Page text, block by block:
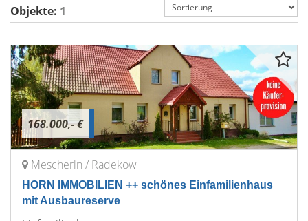
Objekte: 1
168.000,- €
Mescherin / Radekow
HORN IMMOBILIEN ++ schönes Einfamilienhaus
mit Ausbaureserve